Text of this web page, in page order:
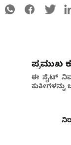
ಪ್ರಮುಖ
ಈ ಸೈಟ್
ಕುಕೀಗಳನ್ನು